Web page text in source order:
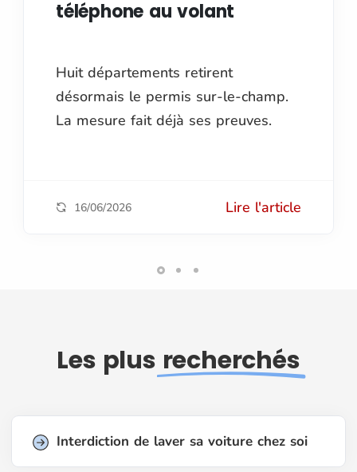
téléphone au volant
Huit départements retirent
désormais le permis sur-le-champ.
La mesure fait déjà ses preuves.
16/06/2026 Lire l'article
Les plus recherchés
Interdiction de laver sa voiture chez soi